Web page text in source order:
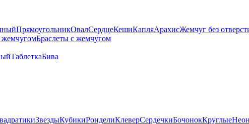
ПрямоугольникОвалСердцеКешиКапляАрахисЖемчуг без
жемчугомБраслеты с жемчугом
ТаблеткаБива
ЗвездыКубикиРонделиКлеверСердечкиБочонокКруглые